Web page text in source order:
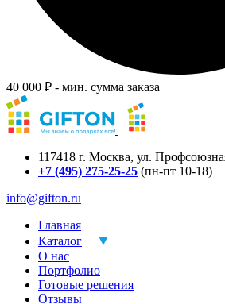
40 000 ₽ - мин. сумма заказа
117418 г. Москва, ул.
+7 (495) 275-25-25 (пн-пт 10-18)
info@gifton.ru
Главная
Каталог
О нас
Портфолио
Готовые решения
Отзывы